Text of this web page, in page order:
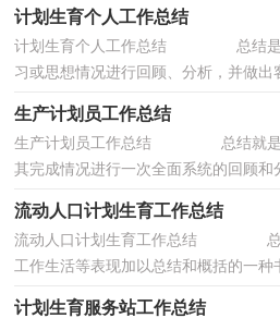
计划生育个人工作总结
计划生育个人工作总结 总结是对
习或思想情况进行回顾、分析，并做
生产计划员工作总结
生产计划员工作总结 总结就是对
其完成情况进行一次全面系统的回顾
流动人口计划生育工作总结
流动人口计划生育工作总结 总结
工作生活等表现加以总结和概括的一
计划生育服务站工作总结